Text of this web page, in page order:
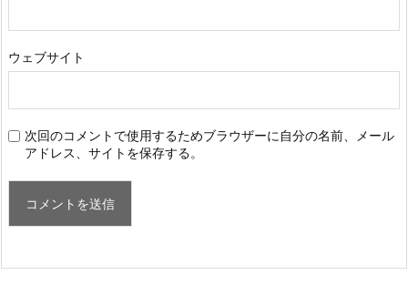
ウェブサイト
次回のコメントで使用するためブラウザーに自分の名前、メール
アドレス、サイトを保存する。